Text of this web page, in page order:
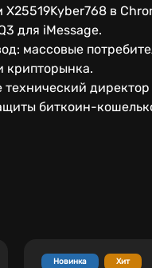
в
для iMessage.
массовые
крипторынка.
биткоин-
Новинка Хит